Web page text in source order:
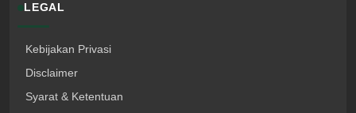
LEGAL
Kebijakan Privasi
Disclaimer
Syarat & Ketentuan